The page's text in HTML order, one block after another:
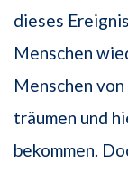
dieses
Menschen
Menschen
träumen und
bekommen.